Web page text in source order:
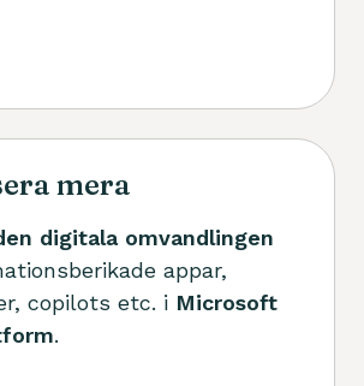
mera
digitala omvandlingen
appar,
copilots etc. i Microsoft
.